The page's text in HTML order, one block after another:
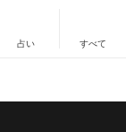
占い すべて